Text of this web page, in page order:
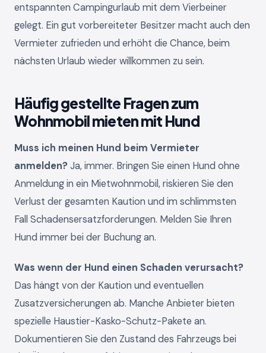
entspannten Campingurlaub mit dem Vierbeiner
gelegt. Ein gut vorbereiteter Besitzer macht auch den
Vermieter zufrieden und erhöht die Chance, beim
nächsten Urlaub wieder willkommen zu sein.
Häufig gestellte Fragen zum
Wohnmobil mieten mit Hund
Muss ich meinen Hund beim Vermieter
anmelden?Ja, immer. Bringen Sie einen Hund ohne
Anmeldung in ein Mietwohnmobil, riskieren Sie den
Verlust der gesamten Kaution und im schlimmsten
Fall Schadensersatzforderungen. Melden Sie Ihren
Hund immer bei der Buchung an.
Was wenn der Hund einen Schaden verursacht?
Das hängt von der Kaution und eventuellen
Zusatzversicherungen ab. Manche Anbieter bieten
spezielle Haustier-Kasko-Schutz-Pakete an.
Dokumentieren Sie den Zustand des Fahrzeugs bei